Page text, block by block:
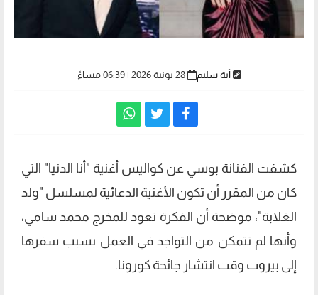
آية سليم 28 يونية 2026 | 06:39 مساءً
كشفت الفنانة بوسي عن كواليس أغنية "أنا الدنيا" التي
كان من المقرر أن تكون الأغنية الدعائية لمسلسل "ولد
الغلابة"، موضحة أن الفكرة تعود للمخرج محمد سامي،
وأنها لم تتمكن من التواجد في العمل بسبب سفرها
إلى بيروت وقت انتشار جائحة كورونا.